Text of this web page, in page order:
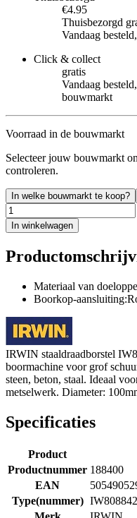
€4.95
Thuisbezorgd
Vandaag
Click & collect
gratis
Vandaag
bouwmarkt
Voorraad in de bouwmarkt
Selecteer jouw bouwmarkt
controleren.
In welke bouwmarkt te koop?
In winkelwagen
Materiaal van
Boorkop-
IRWIN staaldraadborstel
boormachine voor grof
steen, beton, staal. Ideaal
metselwerk. Diameter:
Specificaties
Product
Productnummer 188400
EAN
Type(nummer)